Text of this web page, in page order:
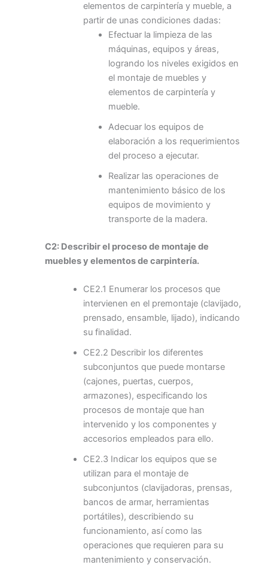
elementos de carpintería y mueble, a
partir de unas condiciones dadas:
Efectuar la limpieza de las
máquinas, equipos y áreas,
logrando los niveles exigidos en
el montaje de muebles y
elementos de carpintería y
mueble.
Adecuar los equipos de
elaboración a los requerimientos
del proceso a ejecutar.
Realizar las operaciones de
mantenimiento básico de los
equipos de movimiento y
transporte de la madera.
C2: Describir el proceso de montaje de
muebles y elementos de carpintería.
CE2.1 Enumerar los procesos que
intervienen en el premontaje (clavijado,
prensado, ensamble, lijado), indicando
su finalidad.
CE2.2 Describir los diferentes
subconjuntos que puede montarse
(cajones, puertas, cuerpos,
armazones), especificando los
procesos de montaje que han
intervenido y los componentes y
accesorios empleados para ello.
CE2.3 Indicar los equipos que se
utilizan para el montaje de
subconjuntos (clavijadoras, prensas,
bancos de armar, herramientas
portátiles), describiendo su
funcionamiento, así como las
operaciones que requieren para su
mantenimiento y conservación.